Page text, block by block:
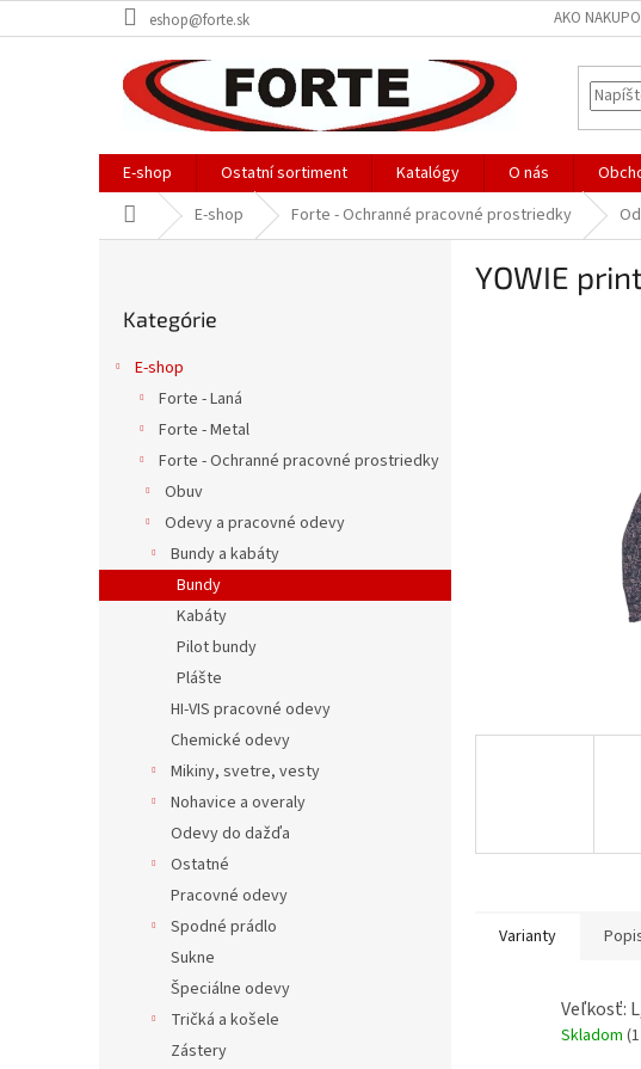
na
eshop@forte.sk AKO
E-shop Ostatní sortiment Katalógy O nás
DomovE-shop Forte - Ochranné pracovné prostriedky
kategórie
Kategórie
E-shop
Forte - Laná
Forte - Metal
Forte - Ochranné pracovné prostriedky
Obuv
Odevy a pracovné odevy
Bundy a kabáty
Bundy
Kabáty
Pilot bundy
Plášte
HI-VIS pracovné odevy
Chemické odevy
Mikiny, svetre, vesty
Nohavice a overaly
Odevy do dažďa
Ostatné
Pracovné odevy
Spodné prádlo
Sukne
Špeciálne odevy
Tričká a košele
Zástery
YOWIE
Varianty
Veľkosť:
Skladom